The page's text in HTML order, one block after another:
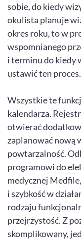
sobie, do kiedy
okulista planuje
okres roku, to w
wspomnianego
i terminu do kiedy
ustawić ten proces.
Wszystkie te
kalendarza.
otwierać
zaplanować nową
powtarzalność.
programowi do
medycznej
i szybkość w
rodzaju
przejrzystość. Z
skomplikowany,